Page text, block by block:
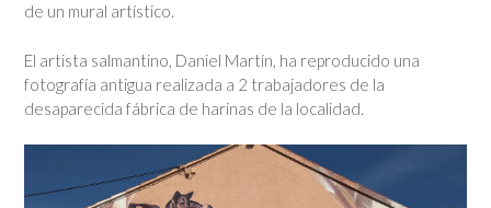
de un mural artístico.
El artista salmantino, Daniel Martín, ha reproducido una
fotografía antigua realizada a 2 trabajadores de la
desaparecida fábrica de harinas de la localidad.